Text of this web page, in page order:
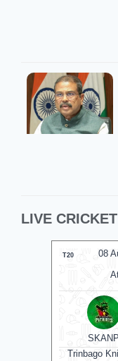
LIVE CRICKET
08
T20
SKANP
Trinbago